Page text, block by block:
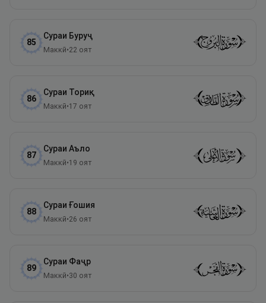
85
Сураи Буруҷ
Маккӣ•22 оят
86
Сураи Ториқ
Маккӣ•17 оят
87
Сураи Аъло
Маккӣ•19 оят
88
Сураи Ғошия
Маккӣ•26 оят
89
Сураи Фаҷр
Маккӣ•30 оят